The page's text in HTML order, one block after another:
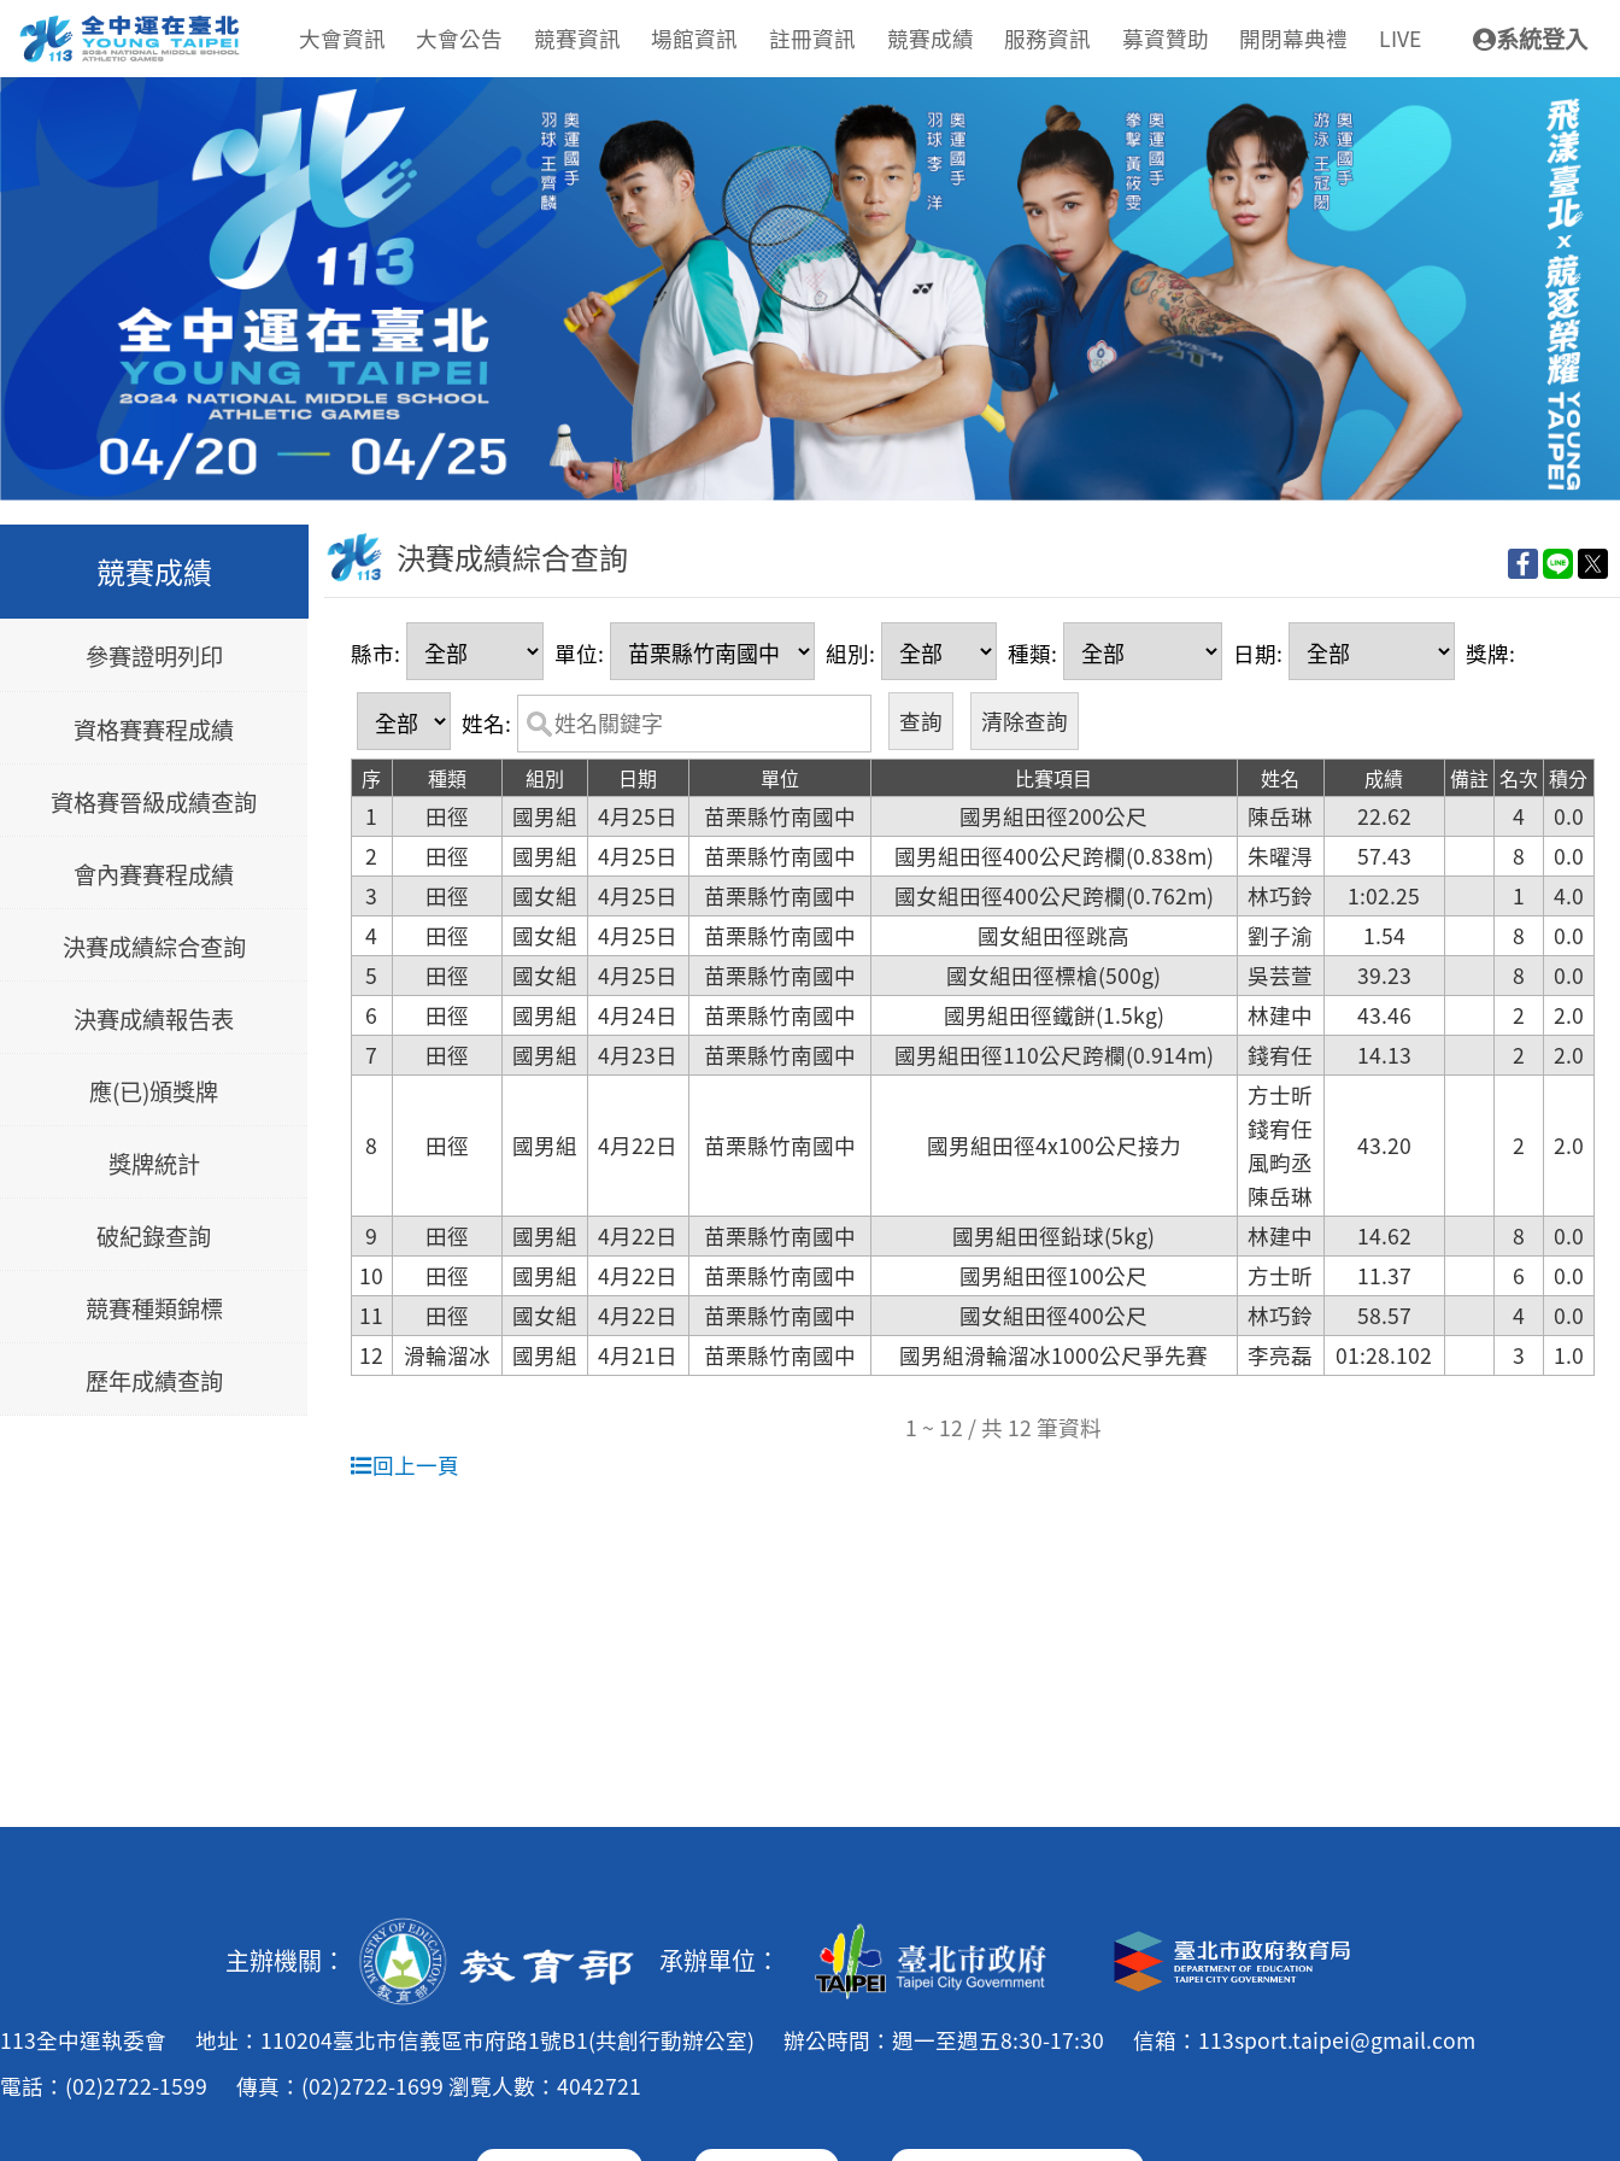
大會資訊 大會公告 競賽資訊 場館資訊 註冊資訊 競賽成績 服務資訊 募資贊助 開閉幕典禮 LIVE 系統登入
競賽成績
參賽證明列印
資格賽賽程成績
資格賽晉級成績查詢
會內賽賽程成績
決賽成績綜合查詢
決賽成績報告表
應(已)頒獎牌
獎牌統計
破紀錄查詢
競賽種類錦標
歷年成績查詢
決賽成績綜合查詢
縣市: 單位: 組別: 種類: 日期: 獎牌:
姓名:
序 種類 組別 日期 單位 比賽項目 姓名 成績 備註 名次 積分
1 田徑 國男組 4月25日 苗栗縣竹南國中 國男組田徑200公尺 陳岳琳 22.62 4
0.0
2
田徑 國男組 4月25日 苗栗縣竹南國中 國男組田徑400公尺跨欄(0.838m) 朱曜淂 57.43 8
0.0
3
田徑 國女組 4月25日 苗栗縣竹南國中 國女組田徑400公尺跨欄(0.762m) 林巧鈴 1:02.25 1
4.0
4
田徑 國女組 4月25日 苗栗縣竹南國中 國女組田徑跳高 劉子渝 1.54 8
0.0
5
田徑 國女組 4月25日 苗栗縣竹南國中 國女組田徑標槍(500g) 吳芸萱 39.23 8
0.0
6
田徑 國男組 4月24日 苗栗縣竹南國中 國男組田徑鐵餅(1.5kg) 林建中 43.46 2
2.0
7
田徑 國男組 4月23日 苗栗縣竹南國中 國男組田徑110公尺跨欄(0.914m) 錢宥任 14.13 2 2.0
8 田徑 國男組 4月22日 苗栗縣竹南國中 國男組田徑4x100公尺接力
方士昕
錢宥任
風畇丞
陳岳琳
43.20 2 2.0
9 田徑 國男組 4月22日 苗栗縣竹南國中 國男組田徑鉛球(5kg) 林建中 14.62 8
0.0
10
田徑 國男組 4月22日 苗栗縣竹南國中 國男組田徑100公尺 方士昕 11.37 6
0.0
11
田徑 國女組 4月22日 苗栗縣竹南國中 國女組田徑400公尺 林巧鈴 58.57 4
0.0
12
滑輪溜冰 國男組 4月21日 苗栗縣竹南國中 國男組滑輪溜冰1000公尺爭先賽 李亮磊 01:28.102 3 1.0
1 ~ 12 / 共 12 筆資料
回上一頁
主辦機關： 承辦單位：
113全中運執委會 地址：110204臺北市信義區市府路1號B1(共創行動辦公室) 辦公時間：週一至週五8:30-17:30
信箱：113sport.taipei@gmail.com
電話：(02)2722-1599
傳真：(02)2722-1699 瀏覽人數：4042721